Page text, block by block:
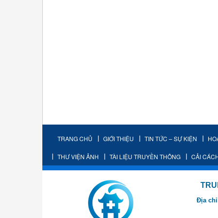
TRANG CHỦ GIỚI THIỆU TIN TỨC – SỰ KIỆN
THƯ VIỆN ẢNH TÀI LIỆU TRUYỀN THÔNG CẢI
TRUNG TÂM
Địa